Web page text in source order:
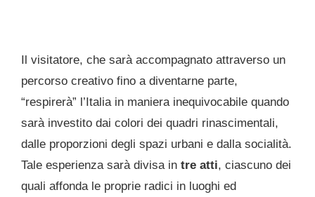
Il visi­tatore, che sarà accompagnato attraverso un
percorso creativo fino a diventarne parte,
“respirerà” l’Italia in maniera inequivocabile quando
sarà investito dai colori dei quadri rinasci­mentali,
dalle proporzioni degli spazi urbani e dalla socialità.
Tale esperienza sarà divisa in tre atti, ciascuno dei
quali affonda le proprie radici in luoghi ed